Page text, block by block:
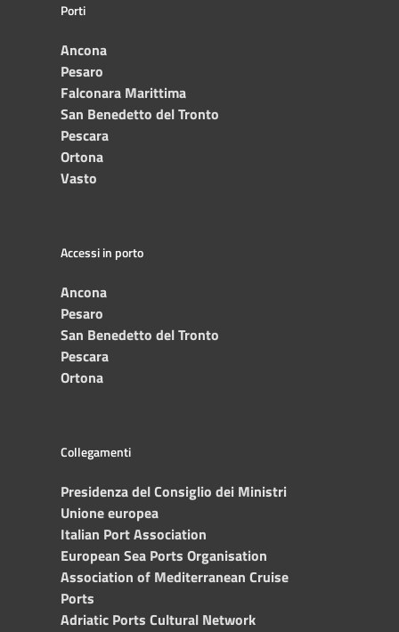
Porti
Ancona
Pesaro
Falconara Marittima
San Benedetto del Tronto
Pescara
Ortona
Vasto
Accessi in porto
Ancona
Pesaro
San Benedetto del Tronto
Pescara
Ortona
Collegamenti
Presidenza del Consiglio dei Ministri
Unione europea
Italian Port Association
European Sea Ports Organisation
Association of Mediterranean Cruise
Ports
Adriatic Ports Cultural Network